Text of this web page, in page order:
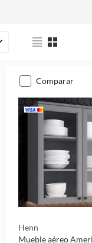
comparar
Henn
Mueble aéreo